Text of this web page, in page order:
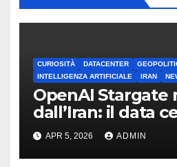
CURIOSITÀ DATACENTER
INTELLIGENZA ARTIFICIALE
IRAN
OpenAI Stargate
dall’Iran: il data
mirino
APR 5, 2026 ADMIN